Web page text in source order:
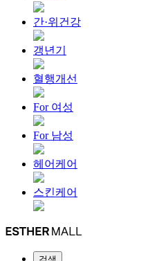
간·위건강
갱년기
혈행개선
For 여성
For 남성
헤어케어
스킨케어